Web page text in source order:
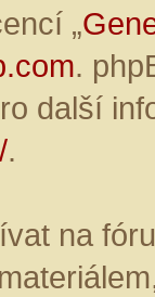
„
.
další
.
na